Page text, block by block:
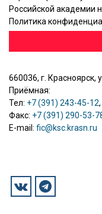
Российской академии
Политика
660036, г. Красноярск,
Приёмная:
Тел: +7 (391) 243-45-12,
Факс: +7 (391) 290-53-
E-mail: fic@ksc.krasn.ru